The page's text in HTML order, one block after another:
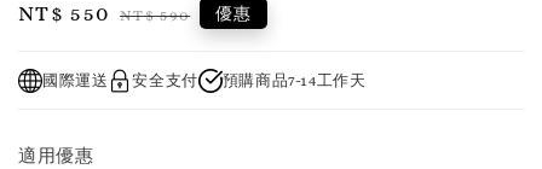
Sale
NT$ 550 Regular
NT$ 590 優惠
國際運送 安全支付 預購商品7-14工作天
適用優惠